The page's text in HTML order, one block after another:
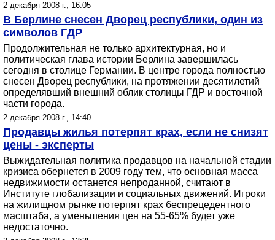
2 декабря 2008 г., 16:05
В Берлине снесен Дворец республики, один из
символов ГДР
Продолжительная не только архитектурная, но и
политическая глава истории Берлина завершилась
сегодня в столице Германии. В центре города полностью
снесен Дворец республики, на протяжении десятилетий
определявший внешний облик столицы ГДР и восточной
части города.
2 декабря 2008 г., 14:40
Продавцы жилья потерпят крах, если не снизят
цены - эксперты
Выжидательная политика продавцов на начальной стадии
кризиса обернется в 2009 году тем, что основная масса
недвижимости останется непроданной, считают в
Институте глобализации и социальных движений. Игроки
на жилищном рынке потерпят крах беспрецедентного
масштаба, а уменьшения цен на 55-65% будет уже
недостаточно.